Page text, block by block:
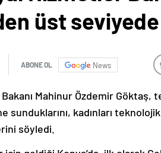
üst
News
sunduklarını, kadınları
söyledi.